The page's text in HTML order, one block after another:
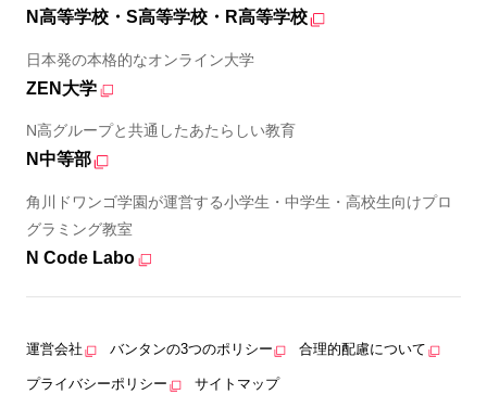
N高等学校・S高等学校・R高等学校
日本発の本格的なオンライン大学
ZEN大学
N高グループと共通したあたらしい教育
N中等部
角川ドワンゴ学園が運営する小学生・中学生・高校生向けプロ
グラミング教室
N Code Labo
運営会社 バンタンの3つのポリシー 合理的配慮について
プライバシーポリシー サイトマップ